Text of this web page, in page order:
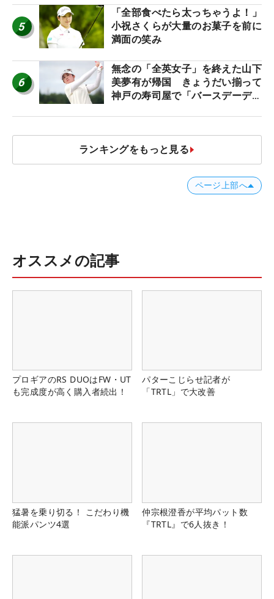
5
「全部食べたら太っちゃうよ！」
小祝さくらが大量のお菓子を前に
満面の笑み
6
無念の「全英女子」を終えた山下
美夢有が帰国 きょうだい揃って
神戸の寿司屋で「バースデーディ
ランキングをもっと見る
ページ上部へ
オススメの記事
プロギアのRS DUOはFW・UT
も完成度が高く購入者続出！
パターこじらせ記者が
「TRTL」で大改善
猛暑を乗り切る！ こだわり機
能派パンツ4選
仲宗根澄香が平均パット数
『TRTL』で6人抜き！